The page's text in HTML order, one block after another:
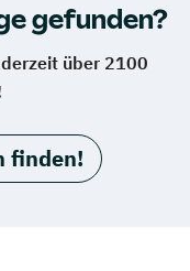
gefunden?
über 2100
finden!